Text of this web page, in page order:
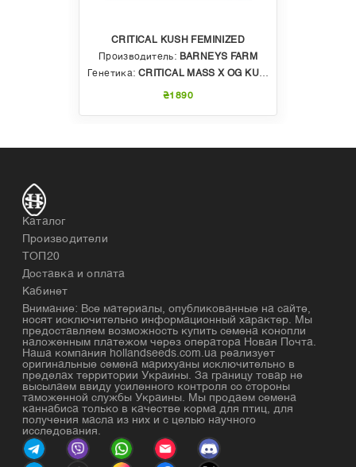
CRITICAL KUSH FEMINIZED
Производитель: BARNEYS FARM
Генетика: CRITICAL MASS X OG KUSH
₴1890
Каталог
Производители
ТОП20
Доставка и оплата
Кабинет
Внимание: Все материалы, опубликованные на сайте,
носят исключительно информационный характер. Мы
предоставляем возможность купить семена конопли
наложенным платежом через оператора Новая Почта.
Наша компания hollandseeds.com.ua реализует
оригинальные семена марихуаны исключительно в
пределах территории Украины. За границу товар не
высылаем ввиду усиленного контроля со стороны
таможенной службы Украины. Мы продаем семена
каннабиса только в качестве корма для птиц, для
получения масла из них и с целью научного
исследования.